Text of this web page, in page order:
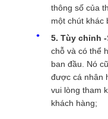
thông số của
một chút khác
5. Tùy chỉnh -
chỗ và có thể
ban đầu. Nó
được cá nhân
vui lòng tham
khách hàng;